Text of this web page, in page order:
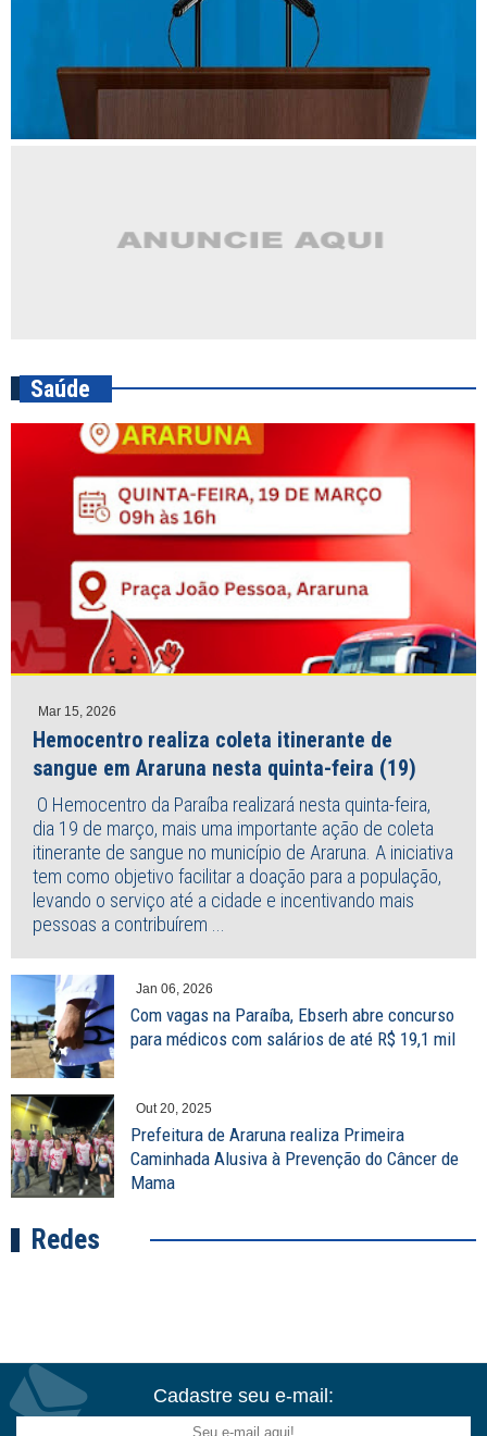
Saúde
Mar 15, 2026
Hemocentro realiza coleta itinerante de
sangue em Araruna nesta quinta-feira (19)
O Hemocentro da Paraíba realizará nesta quinta-feira,
dia 19 de março, mais uma importante ação de coleta
itinerante de sangue no município de Araruna. A iniciativa
tem como objetivo facilitar a doação para a população,
levando o serviço até a cidade e incentivando mais
pessoas a contribuírem ...
Jan 06, 2026
Com vagas na Paraíba, Ebserh abre concurso
para médicos com salários de até R$ 19,1 mil
Out 20, 2025
Prefeitura de Araruna realiza Primeira
Caminhada Alusiva à Prevenção do Câncer de
Mama
Redes
Cadastre seu e-mail: